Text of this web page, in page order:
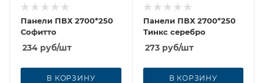
Панели ПВХ 2700*250
Софитто
234 руб/шт
В КОРЗИНУ
Панели ПВХ 2700*250
Тинкс серебро
273руб/шт
В КОРЗИНУ